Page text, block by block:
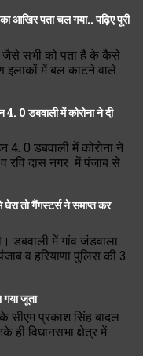
आखिर पता चल गया.. पढ़िए पूरी
सभी को पता है के कैसे
इलाकों में बल काटने वाले
डबवाली में कोरोना ने दी
4. 0 डबवाली में कोरोना ने
रवि दास नगर में पंजाब से
तो गैंगस्टर्स ने समाप्त कर
डबवाली में गांव जंडवाला
व हरियाणा पुलिस की 3
जूता
प्रकाश सिंह बादल
ही विधानसभा क्षेत्र में